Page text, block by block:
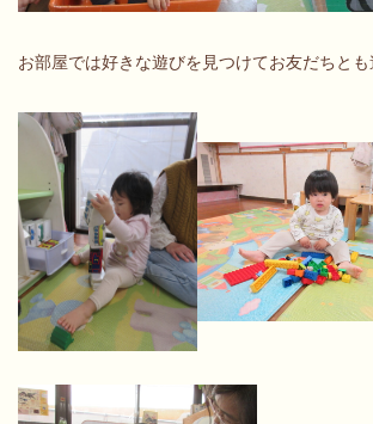
お部屋では好きな遊びを見つけてお友だちと